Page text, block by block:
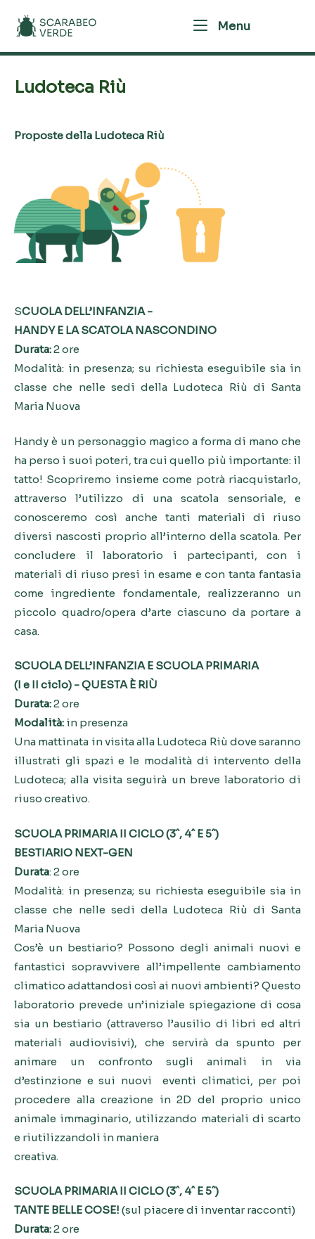
Home
MenuMenu
Ludoteca Riù
Proposte della Ludoteca Riù
SCUOLA DELL’INFANZIA -
HANDY E LA SCATOLA NASCONDINO
Durata:2 ore
Modalità: in presenza; su richiesta eseguibile sia in
classe che nelle sedi della Ludoteca Riù di Santa
Maria Nuova
Handy è un personaggio magico a forma di mano che
ha perso i suoi poteri, tra cui quello più importante: il
tatto! Scopriremo insieme come potrà riacquistarlo,
attraverso l’utilizzo di una scatola sensoriale, e
conosceremo così anche tanti materiali di riuso
diversi nascosti proprio all’interno della scatola. Per
concludere il laboratorio i partecipanti, con i
materiali di riuso presi in esame e con tanta fantasia
come ingrediente fondamentale, realizzeranno un
piccolo quadro/opera d’arte ciascuno da portare a
casa.
SCUOLA DELL’INFANZIA E SCUOLA PRIMARIA
(I e II ciclo) - QUESTA È RIÙ
Durata:2 ore
Modalità: in presenza
Una mattinata in visita alla Ludoteca Riù dove saranno
illustrati gli spazi e le modalità di intervento della
Ludoteca; alla visita seguirà un breve laboratorio di
riuso creativo.
SCUOLA PRIMARIA II CICLO (3ˆ, 4ˆ E 5ˆ)
BESTIARIO NEXT-GEN
Durata: 2 ore
Modalità: in presenza; su richiesta eseguibile sia in
classe che nelle sedi della Ludoteca Riù di Santa
Maria Nuova
Cos’è un bestiario? Possono degli animali nuovi e
fantastici sopravvivere all’impellente cambiamento
climatico adattandosi così ai nuovi ambienti? Questo
laboratorio prevede un’iniziale spiegazione di cosa
sia un bestiario (attraverso l’ausilio di libri ed altri
materiali audiovisivi), che servirà da spunto per
animare un confronto sugli animali in via
d’estinzione e sui nuovi eventi climatici, per poi
procedere alla creazione in 2D del proprio unico
animale immaginario, utilizzando materiali di scarto
e riutilizzandoli in maniera
creativa.
SCUOLA PRIMARIA II CICLO (3ˆ, 4ˆ E 5ˆ)
TANTE BELLE COSE! (sul piacere di inventar racconti)
Durata:2 ore